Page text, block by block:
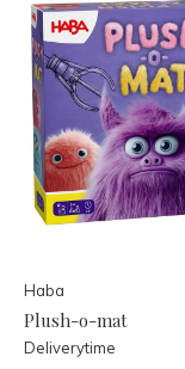
Haba
Plush-o-mat
Deliverytime